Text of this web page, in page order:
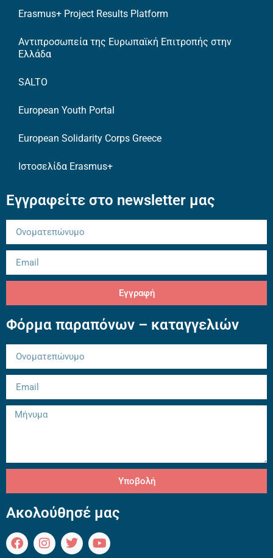
Erasmus+ Project Results Platform
Αντιπροσωπεία της Ευρωπαϊκή Επιτροπής στην
Ελλάδα
SALTO
European Youth Portal
European Solidarity Corps Greece
Ιστοσελίδα Erasmus+
Εγγραφείτε στο newsletter μας
Εγγραφή
Φόρμα παραπόνων – καταγγελιών
Υποβολή
Ακολούθησέ μας